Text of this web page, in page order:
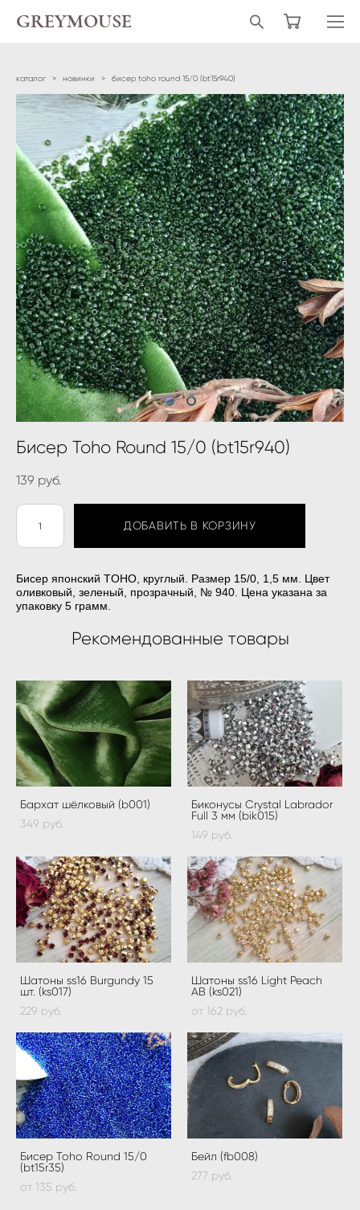
GREYMOUSE
каталог > новинки > бисер toho round 15/0 (bt15r940)
Бисер Toho Round 15/0 (bt15r940)
139 pуб.
ДОБАВИТЬ В КОРЗИНУ
Бисер японский TOHO, круглый. Размер 15/0, 1,5 мм. Цвет
оливковый, зеленый, прозрачный, № 940. Цена указана за
упаковку 5 грамм.
Рекомендованные товары
Бархат шёлковый (b001)
349 pуб.
Биконусы Crystal Labrador
Full 3 мм (bik015)
149 pуб.
Шатоны ss16 Burgundy 15
шт. (ks017)
229 pуб.
Шатоны ss16 Light Peach
AB (ks021)
от 162 pуб.
Бисер Toho Round 15/0
(bt15r35)
от 135 pуб.
Бейл (fb008)
277 pуб.